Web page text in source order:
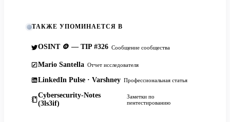
ТАКЖЕ УПОМИНАЕТСЯ В
OSINT 🪙 — TIP #326 Сообщение сообщества
Mario Santella Отчет исследователя
LinkedIn Pulse · Varshney Профессиональная статья
Cybersecurity-Notes
(3ls3if)
Заметки по
пентестированию